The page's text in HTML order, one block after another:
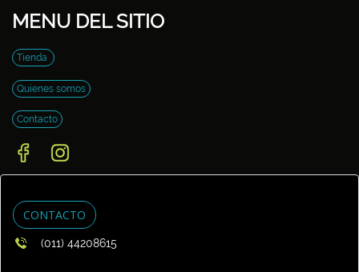
MENU DEL SITIO
Tienda
Quienes somos
Contacto
CONTACTO
(011) 44208615